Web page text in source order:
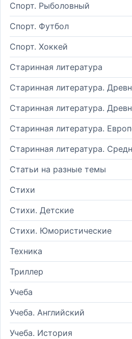
Спорт. Рыболовный
Спорт. Футбол
Спорт. Хоккей
Старинная литература
Старинная литература.
Старинная литература.
Старинная литература.
Старинная литература.
Статьи на разные темы
Стихи
Стихи. Детские
Стихи. Юмористические
Техника
Триллер
Учеба
Учеба. Английский
Учеба. История